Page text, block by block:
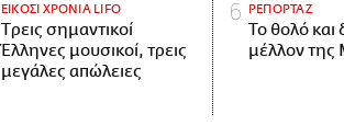
ΕΙΚΟΣΙ ΧΡΟΝΙΑ LIFO
Tρεις σημαντικοί
Έλληνες μουσικοί, τρεις
μεγάλες απώλειες
ΡΕΠΟΡΤΑΖ
Το θολό και
μέλλον της